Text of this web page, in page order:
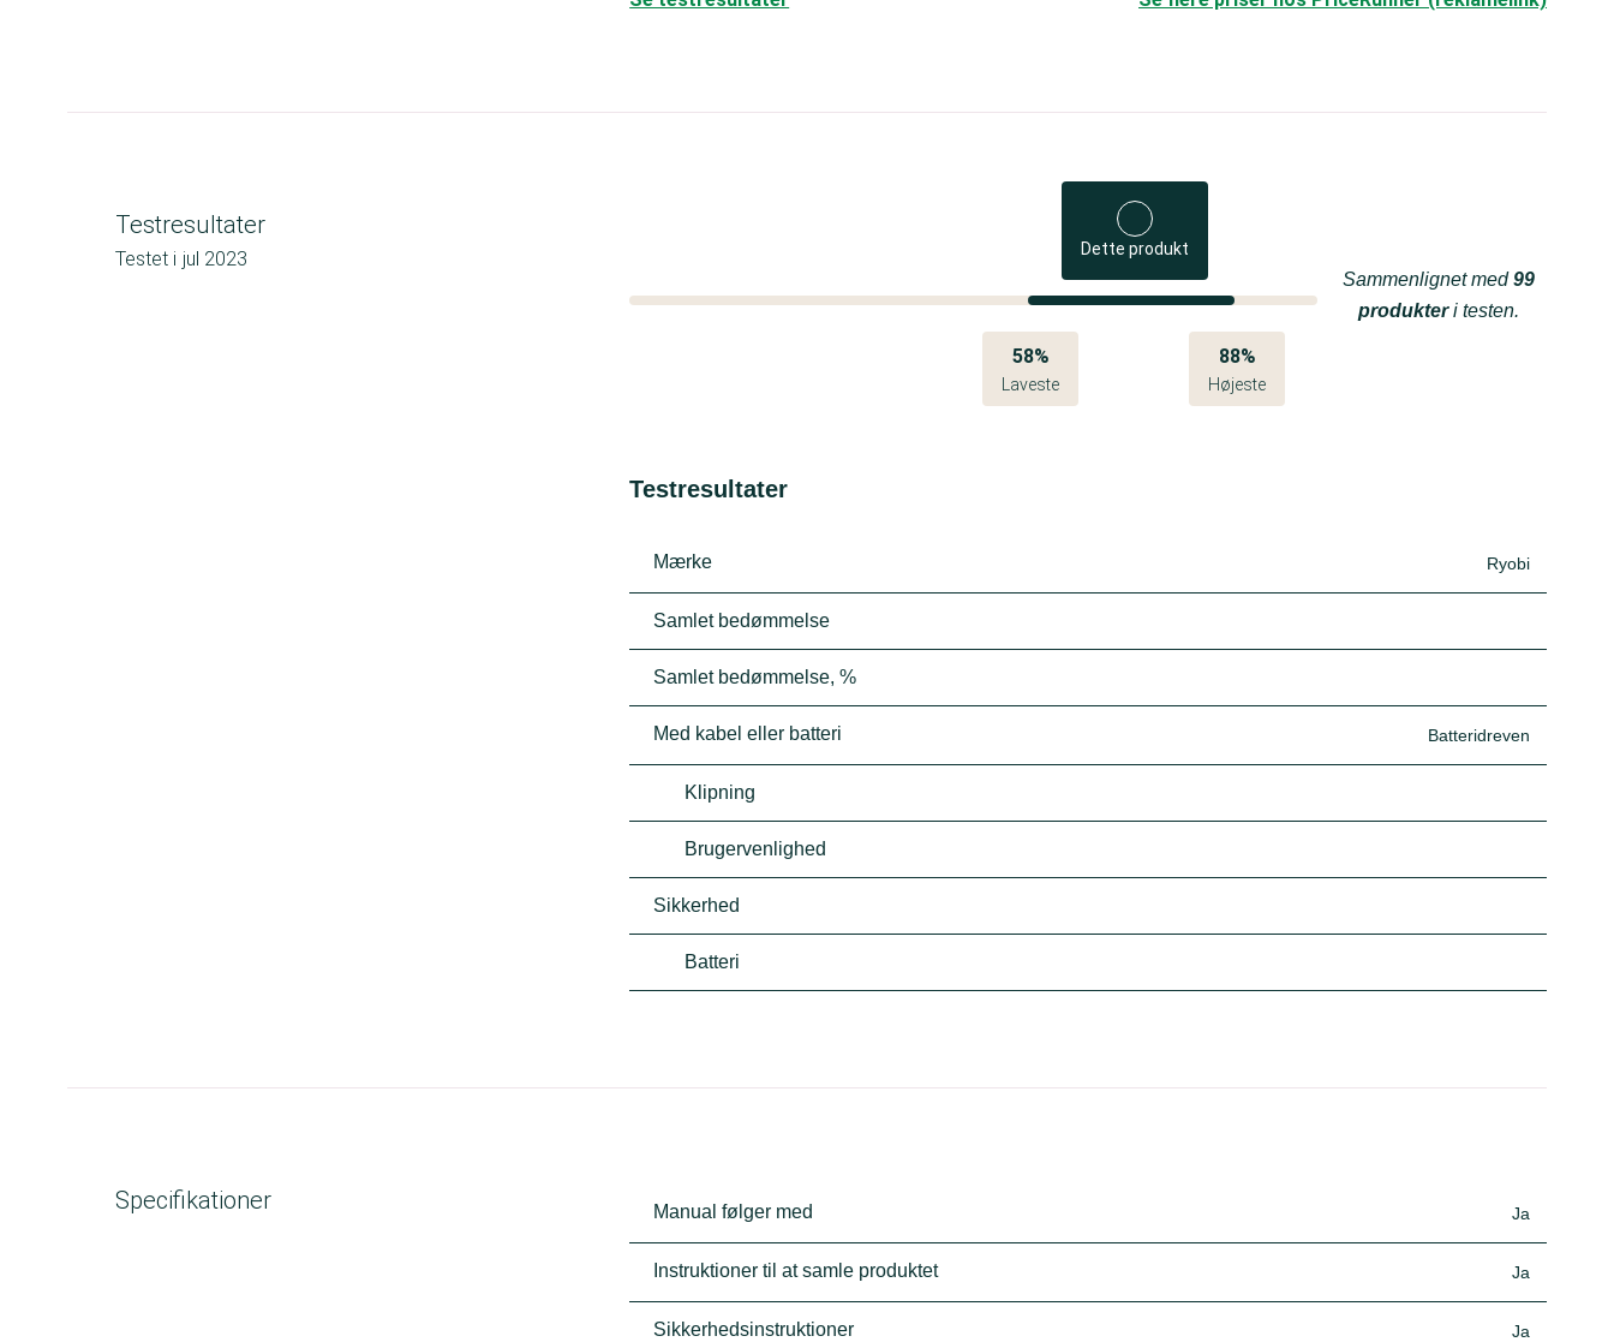
Testresultater
Testet i jul 2023 Dette produkt
58%
Laveste
88%
Højeste
Sammenlignet med99
produkteri testen.
Testresultater
Mærke Ryobi
Samlet bedømmelse
Samlet bedømmelse, %
Med kabel eller batteri Batteridreven
Klipning
Brugervenlighed
Sikkerhed
Batteri
Specifikationer Manual følger med Ja
Instruktioner til at samle produktet Ja
Sikkerhedsinstruktioner Ja